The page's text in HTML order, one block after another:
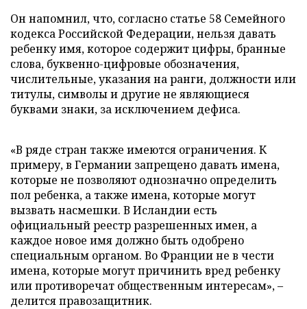
Он напомнил, что, согласно статье 58 Семейного
кодекса Российской Федерации, нельзя давать
ребенку имя, которое содержит цифры, бранные
слова, буквенно-цифровые обозначения,
числительные, указания на ранги, должности или
титулы, символы и другие не являющиеся
буквами знаки, за исключением дефиса.
«В ряде стран также имеются ограничения. К
примеру, в Германии запрещено давать имена,
которые не позволяют однозначно определить
пол ребенка, а также имена, которые могут
вызвать насмешки. В Исландии есть
официальный реестр разрешенных имен, а
каждое новое имя должно быть одобрено
специальным органом. Во Франции не в чести
имена, которые могут причинить вред ребенку
или противоречат общественным интересам», –
делится правозащитник.